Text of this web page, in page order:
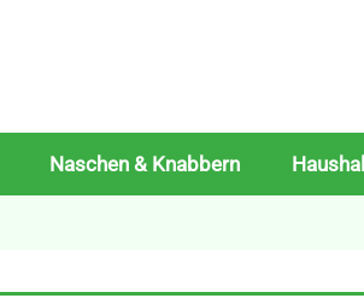
Naschen & Knabbern